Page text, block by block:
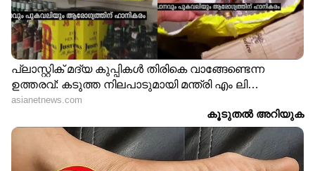
ഞെട്ടി, വൈറലായതോടെ
ക്ഷമാപണം
വരുത്താൻ എഐ ചിത്രം,
ഡ്രൈവർക്ക് ആജീവനാന്ത
വിലക്ക്